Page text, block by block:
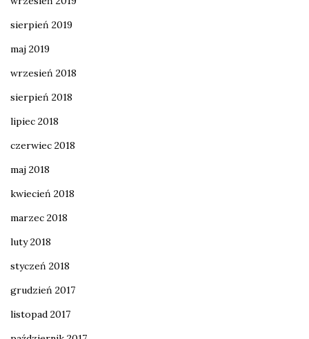
sierpień 2019
maj 2019
wrzesień 2018
sierpień 2018
lipiec 2018
czerwiec 2018
maj 2018
kwiecień 2018
marzec 2018
luty 2018
styczeń 2018
grudzień 2017
listopad 2017